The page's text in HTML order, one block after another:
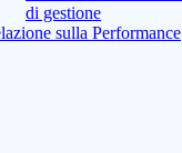
di gestione
sulla Performance